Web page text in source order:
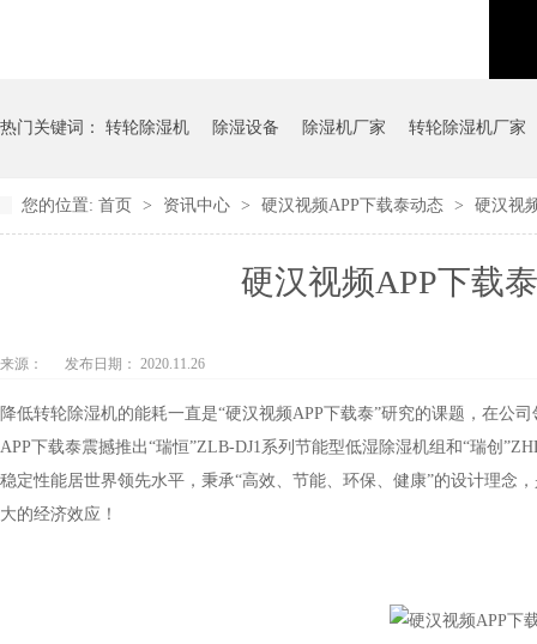
热门关键词： 转轮除湿机 除湿设备 除湿机厂家 转轮除湿机厂家
您的位置: 首页 > 资讯中心 > 硬汉视频APP下载泰动态 > 硬汉视
硬汉视频APP下载
来源： 发布日期： 2020.11.26
降低转轮除湿机的能耗一直是“硬汉视频APP下载泰”研究的课题，在公司
APP下载泰震撼推出“瑞恒”ZLB-DJ1系列节能型低湿除湿机组和“瑞创”ZHL-
稳定性能居世界领先水平，秉承“高效、节能、环保、健康”的设计理
大的经济效应！